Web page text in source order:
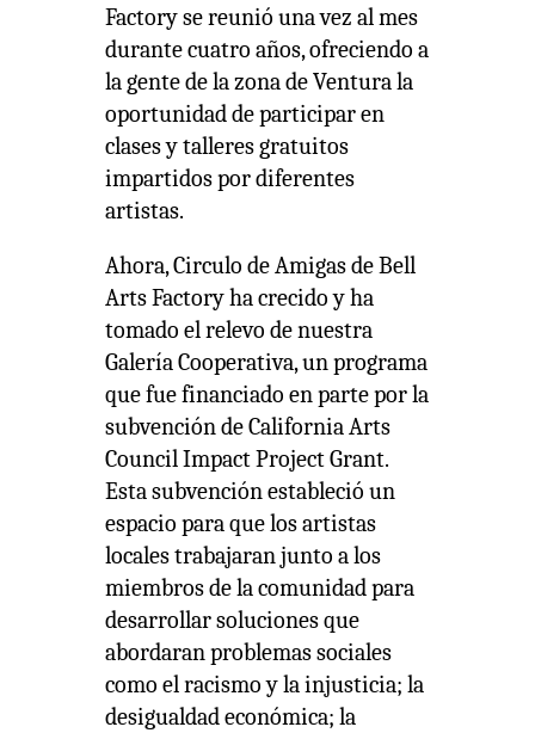
Factory se reunió una vez al mes
durante cuatro años, ofreciendo a
la gente de la zona de Ventura la
oportunidad de participar en
clases y talleres gratuitos
impartidos por diferentes
artistas.
Ahora, Circulo de Amigas de Bell
Arts Factory ha crecido y ha
tomado el relevo de nuestra
Galería Cooperativa, un programa
que fue financiado en parte por la
subvención de California Arts
Council Impact Project Grant.
Esta subvención estableció un
espacio para que los artistas
locales trabajaran junto a los
miembros de la comunidad para
desarrollar soluciones que
abordaran problemas sociales
como el racismo y la injusticia; la
desigualdad económica; la